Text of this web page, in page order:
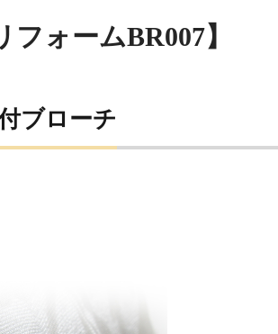
ォームBR007】
ブローチ